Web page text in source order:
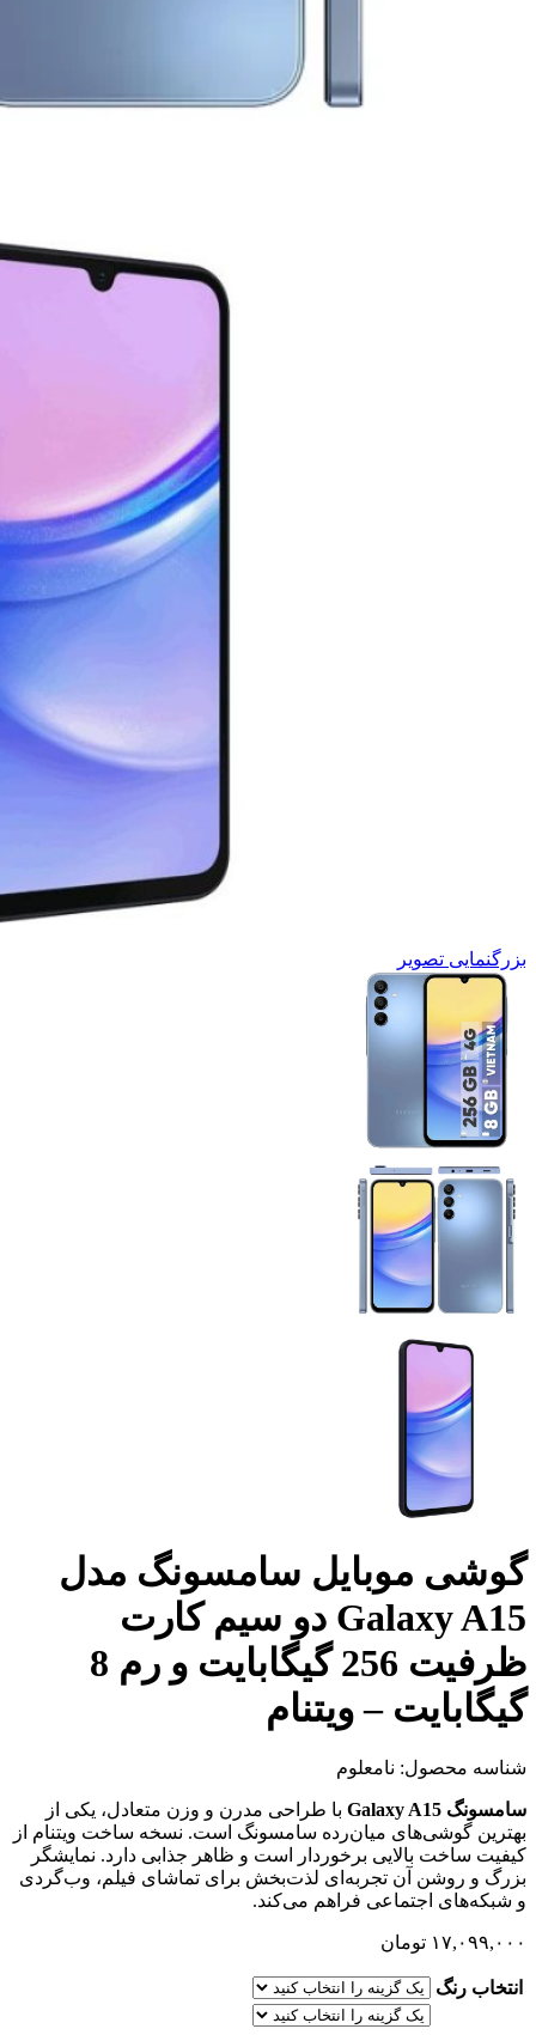
بزرگنمایی تصویر
گوشی موبایل سامسونگ مدل
Galaxy A15 دو سیم کارت
ظرفیت 256 گیگابایت و رم 8
گیگابایت – ویتنام
شناسه محصول: نامعلوم
سامسونگ Galaxy A15
با طراحی مدرن و وزن متعادل، یکی از
بهترین گوشی‌های میان‌رده سامسونگ است. نسخه ساخت ویتنام از
کیفیت ساخت بالایی برخوردار است و ظاهر جذابی دارد. نمایشگر
بزرگ و روشن آن تجربه‌ای لذت‌بخش برای تماشای فیلم، وب‌گردی
و شبکه‌های اجتماعی فراهم می‌کند.
۱۷,۰۹۹,۰۰۰ تومان
انتخاب رنگ